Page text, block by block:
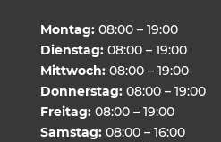
Montag: 08:00 – 19:00
Dienstag: 08:00 – 19:00
Mittwoch: 08:00 – 19:00
Donnerstag: 08:00 – 19:00
Freitag: 08:00 – 19:00
Samstag: 08:00 – 16:00